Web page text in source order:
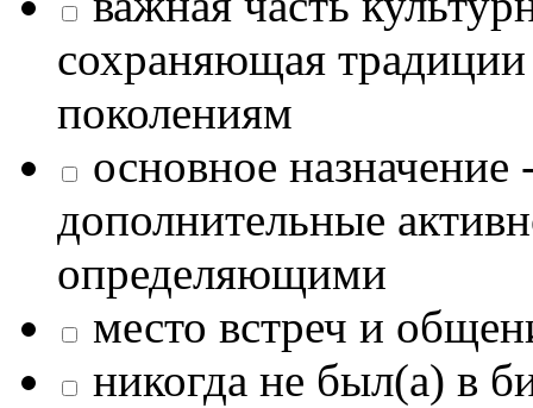
сохраняющая
поколениям
основное назначение
дополнительные
определяющими
место встреч и
никогда не был(а) в